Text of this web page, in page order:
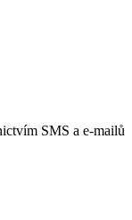
SMS a e-mailů